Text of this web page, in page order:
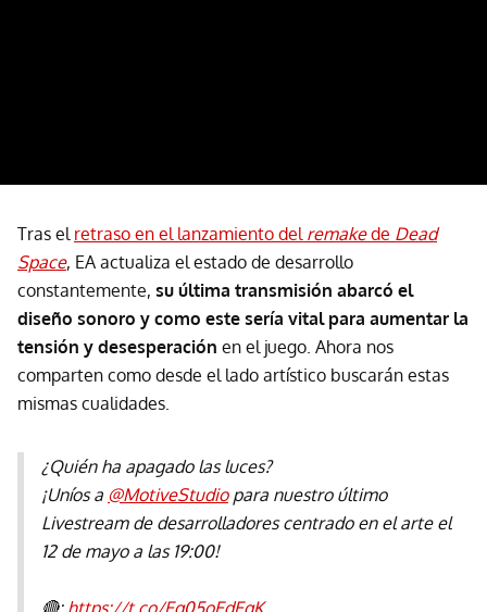
Tras el retraso en el lanzamiento del remakede Dead
Space, EA actualiza el estado de desarrollo
constantemente, su última transmisión abarcó el
diseño sonoro y como este sería vital para aumentar la
tensión y desesperación en el juego. Ahora nos
comparten como desde el lado artístico buscarán estas
mismas cualidades.
¿Quién ha apagado las luces?
¡Uníos a @MotiveStudiopara nuestro último
Livestream de desarrolladores centrado en el arte el
12 de mayo a las 19:00!
🔴: https://t.co/Eq05oEdEqK